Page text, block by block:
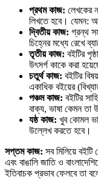
প্রথম কাজ: লেখকের
লিখতে হবে।
দ্বিতীয় কাজ: গ্রন্থ
চিহ্নের মধ্যে রেখে
তৃতীয় কাজ: বইটির
উৎসর্গ কাকে করা
চতুর্থ কাজ: বইটির
একাধিক বইয়ের
পঞ্চম কাজ: বইটির
বাক্য, ভাষা কেমন তা
যষ্ঠ কাজ: খুব কোমল
উল্লেখ করতে হবে।
সপ্তম কাজ: সব মিলিয়ে বইটি
এবং বাঙালি জাতি ও
ইতিবাচক প্রভাব ফেলবে তা